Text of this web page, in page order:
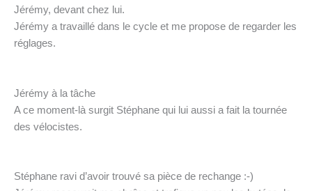
Jérémy, devant chez lui.
Jérémy a travaillé dans le cycle et me propose de regarder les
réglages.
Jérémy à la tâche
A ce moment-là surgit Stéphane qui lui aussi a fait la tournée
des vélocistes.
Stéphane ravi d’avoir trouvé sa pièce de rechange :-)